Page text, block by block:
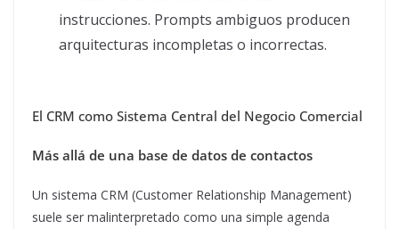
instrucciones. Prompts ambiguos producen
arquitecturas incompletas o incorrectas.
El CRM como Sistema Central del Negocio Comercial
Más allá de una base de datos de contactos
Un sistema CRM (Customer Relationship Management)
suele ser malinterpretado como una simple agenda